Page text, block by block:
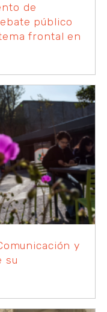
de
público
frontal en
y
su